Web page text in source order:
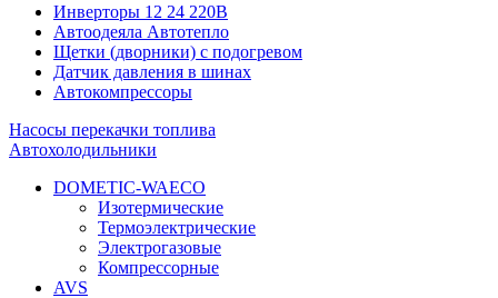
Инверторы 12 24 220В
Автоодеяла Автотепло
Щетки (дворники) с подогревом
Датчик давления в шинах
Автокомпрессоры
Насосы перекачки топлива
Автохолодильники
DOMETIC-WAECO
Изотермические
Термоэлектрические
Электрогазовые
Компрессорные
AVS